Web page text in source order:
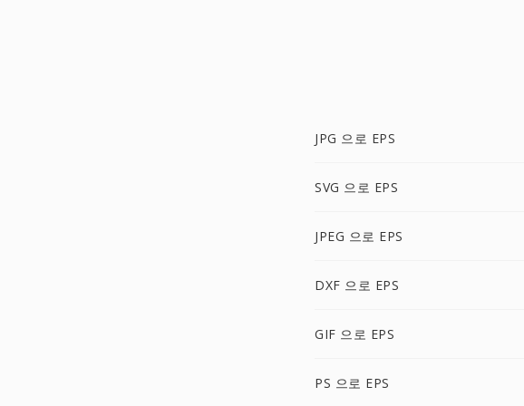
JPG 으로 EPS
SVG 으로 EPS
JPEG 으로 EPS
DXF 으로 EPS
GIF 으로 EPS
PS 으로 EPS